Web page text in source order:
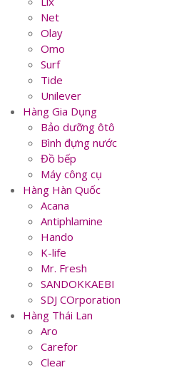
Net
Olay
Omo
Surf
Tide
Unilever
Hàng Gia Dụng
Bảo dưỡng ôtô
Bình đựng nước
Đồ bếp
Máy công cụ
Hàng Hàn Quốc
Acana
Antiphlamine
Hando
K-life
Mr. Fresh
SANDOKKAEBI
SDJ COrporation
Hàng Thái Lan
Aro
Carefor
Clear